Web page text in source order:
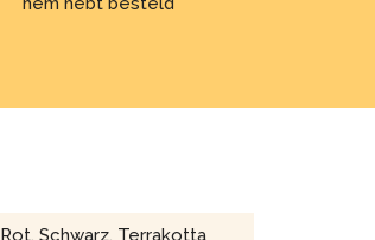
Rot, Schwarz, Terrakotta